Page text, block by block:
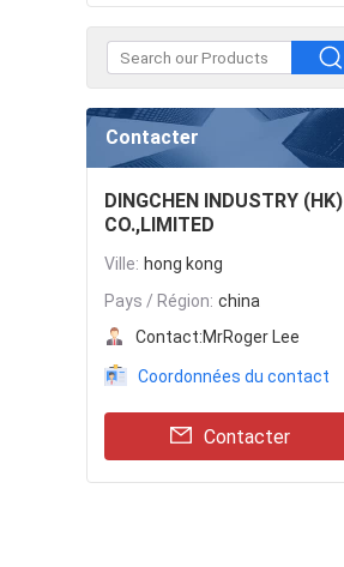
Contacter
DINGCHEN INDUSTRY (HK)
CO.,LIMITED
Ville: hong kong
Pays / Région: china
Contact:MrRoger Lee
Coordonnées du contact
Contacter